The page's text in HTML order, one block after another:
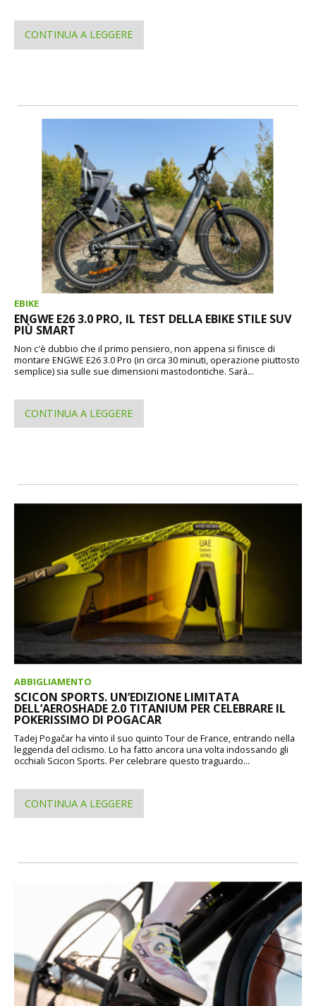
CONTINUA A LEGGERE
EBIKE
ENGWE E26 3.0 PRO, IL TEST DELLA EBIKE STILE SUV
PIÙ SMART
Non c'è dubbio che il primo pensiero, non appena si finisce di
montare ENGWE E26 3.0 Pro (in circa 30 minuti, operazione piuttosto
semplice) sia sulle sue dimensioni mastodontiche. Sarà...
CONTINUA A LEGGERE
ABBIGLIAMENTO
SCICON SPORTS. UN’EDIZIONE LIMITATA
DELL’AEROSHADE 2.0 TITANIUM PER CELEBRARE IL
POKERISSIMO DI POGACAR
Tadej Pogačar ha vinto il suo quinto Tour de France, entrando nella
leggenda del ciclismo. Lo ha fatto ancora una volta indossando gli
occhiali Scicon Sports. Per celebrare questo traguardo...
CONTINUA A LEGGERE